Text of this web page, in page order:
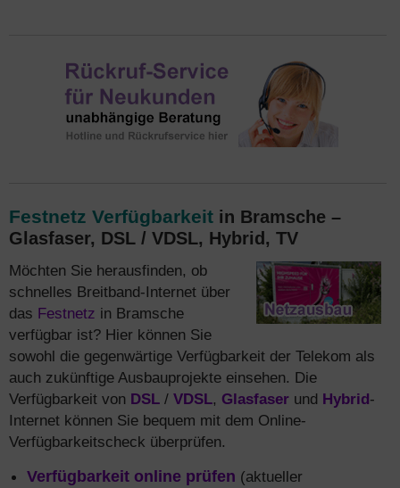
Festnetz Verfügbarkeit in Bramsche –
Glasfaser, DSL / VDSL, Hybrid, TV
Möchten Sie herausfinden, ob
schnelles Breitband-Internet über
das Festnetz in Bramsche
verfügbar ist? Hier können Sie
sowohl die gegenwärtige Verfügbarkeit der Telekom als
auch zukünftige Ausbauprojekte einsehen. Die
Verfügbarkeit von DSL / VDSL, Glasfaser und Hybrid-
Internet können Sie bequem mit dem Online-
Verfügbarkeitscheck überprüfen.
Verfügbarkeit online prüfen (aktueller